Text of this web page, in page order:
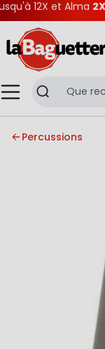
12X et Alma2X
MenuRecherche
Percussions